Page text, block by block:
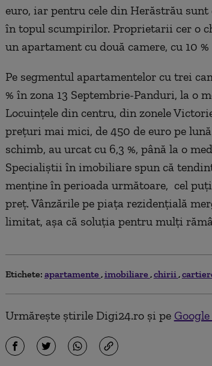
euro, iar pentru cele din Herăstrău
în topul scumpirilor. Proprietarii cer o
un apartament cu două camere, cu 10
Pe segmentul apartamentelor cu trei
% în zona 13 Septembrie-Panduri, la o
Locuinţele din centru, din zonele
preţuri mai mici, de 450 de euro pe
schimb, au urcat cu 6,3 %, până la o
Specialiştii în imobiliare spun că
menţine în perioada următoare, cel
preţ. Vânzările pe piaţa rezidenţială
limitat, aşa că soluţia pentru mulţi
Etichete: apartamente imobiliare chirii
Urmărește știrile Digi24.ro și pe